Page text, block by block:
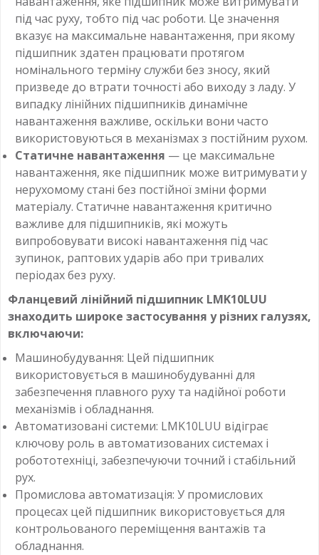
під час руху, тобто під час роботи. Це значення
вказує на максимальне навантаження, при якому
підшипник здатен працювати протягом
номінального терміну служби без зносу, який
призведе до втрати точності або виходу з ладу. У
випадку лінійних підшипників динамічне
навантаження важливе, оскільки вони часто
використовуються в механізмах з постійним рухом.
Статичне навантаження — це максимальне
навантаження, яке підшипник може витримувати у
нерухомому стані без постійної зміни форми
матеріалу. Статичне навантаження критично
важливе для підшипників, які можуть
випробовувати високі навантаження під час
зупинок, раптових ударів або при тривалих
періодах без руху.
Фланцевий лінійний підшипник LMK10LUU
знаходить широке застосування у різних галузях,
включаючи:
Машинобудування: Цей підшипник
використовується в машинобудуванні для
забезпечення плавного руху та надійної роботи
механізмів і обладнання.
Автоматизовані системи: LMK10LUU відіграє
ключову роль в автоматизованих системах і
робототехніці, забезпечуючи точний і стабільний
рух.
Промислова автоматизація: У промислових
процесах цей підшипник використовується для
контрольованого переміщення вантажів та
обладнання.